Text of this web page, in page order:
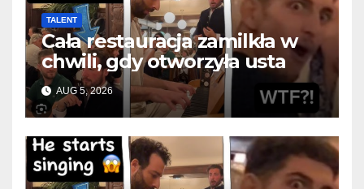
TALENT
Cała restauracja zamilkła w
chwili, gdy otworzyła usta
AUG 5, 2026